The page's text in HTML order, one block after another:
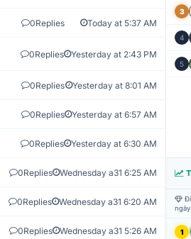
0Replies Today at 5:37 AM
0Replies Yesterday at 2:43 PM
0Replies Yesterday at 8:01 AM
0Replies Yesterday at 6:57 AM
0Replies Yesterday at 6:30 AM
0Replies Wednesday a31 6:25 AM
0Replies Wednesday a31 6:20 AM
0Replies Wednesday a31 5:26 AM
3
4
5
1